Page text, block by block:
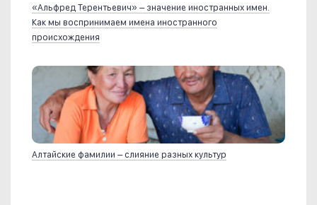
«Альфред Терентьевич» – значение иностранных имен.
Как мы воспринимаем имена иностранного
происхождения
Алтайские фамилии – слияние разных культур